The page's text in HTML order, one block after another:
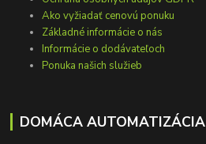
Ako vyžiadať cenovú ponuku
Základné informácie o nás
Informácie o dodávateľoch
Ponuka našich služieb
DOMÁCA AUTOMATIZÁCIA